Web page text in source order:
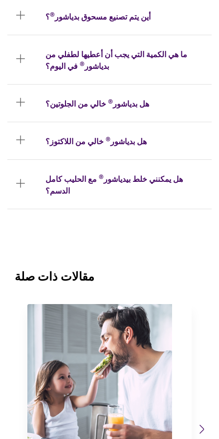
أين يتم تصنيع مسحوق بدياشور®؟
ما هي الكمية التي يجب أن أعطيها لطفلي من
بدياشور® في اليوم؟
هل بدياشور® خالي من الجلوتين؟
هل بدياشور® خالي من اللاكتوز؟
هل يمكنني خلط بيدياشور® مع الحليب كامل
الدسم؟
مقالات ذات صلة
Previous